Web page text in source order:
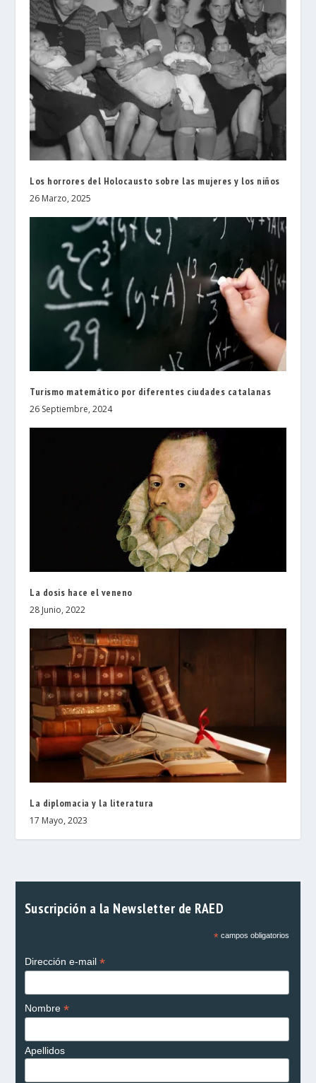
Los horrores del Holocausto sobre las mujeres y los niños
26 Marzo, 2025
Turismo matemático por diferentes ciudades catalanas
26 Septiembre, 2024
La dosis hace el veneno
28 Junio, 2022
La diplomacia y la literatura
17 Mayo, 2023
Suscripción a la Newsletter de RAED
*campos obligatorios
Dirección e-mail *
Nombre *
Apellidos